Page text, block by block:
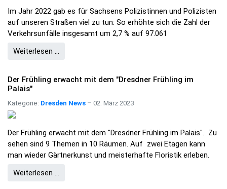
Im Jahr 2022 gab es für Sachsens Polizistinnen und Polizisten
auf unseren Straßen viel zu tun: So erhöhte sich die Zahl der
Verkehrsunfälle insgesamt um 2,7 % auf 97.061
Weiterlesen …
Der Frühling erwacht mit dem "Dresdner Frühling im
Palais"
Kategorie: Dresden News 02. März 2023
Der Frühling erwacht mit dem "Dresdner Frühling im Palais". Zu
sehen sind 9 Themen in 10 Räumen. Auf zwei Etagen kann
man wieder Gärtnerkunst und meisterhafte Floristik erleben.
Weiterlesen …